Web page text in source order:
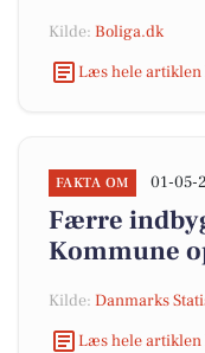
Kilde: Boliga.dk
Læs hele artiklen
FAKTA OM 01-05-
Færre
Kommune
Kilde: Danmarks
Læs hele artiklen